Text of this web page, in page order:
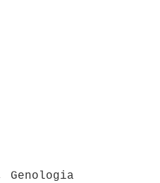
Genologia